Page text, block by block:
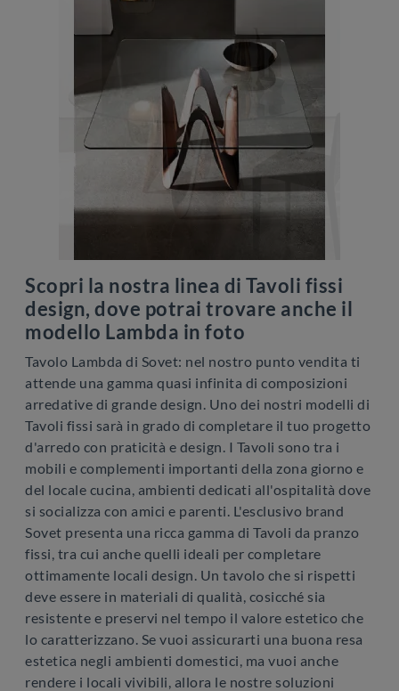
Scopri la nostra linea di Tavoli fissi
design, dove potrai trovare anche il
modello Lambda in foto
Tavolo Lambda di Sovet: nel nostro punto vendita ti
attende una gamma quasi infinita di composizioni
arredative di grande design. Uno dei nostri modelli di
Tavoli fissi sarà in grado di completare il tuo progetto
d'arredo con praticità e design. I Tavoli sono tra i
mobili e complementi importanti della zona giorno e
del locale cucina, ambienti dedicati all'ospitalità dove
si socializza con amici e parenti. L'esclusivo brand
Sovet presenta una ricca gamma di Tavoli da pranzo
fissi, tra cui anche quelli ideali per completare
ottimamente locali design. Un tavolo che si rispetti
deve essere in materiali di qualità, cosicché sia
resistente e preservi nel tempo il valore estetico che
lo caratterizzano. Se vuoi assicurarti una buona resa
estetica negli ambienti domestici, ma vuoi anche
rendere i locali vivibili, allora le nostre soluzioni